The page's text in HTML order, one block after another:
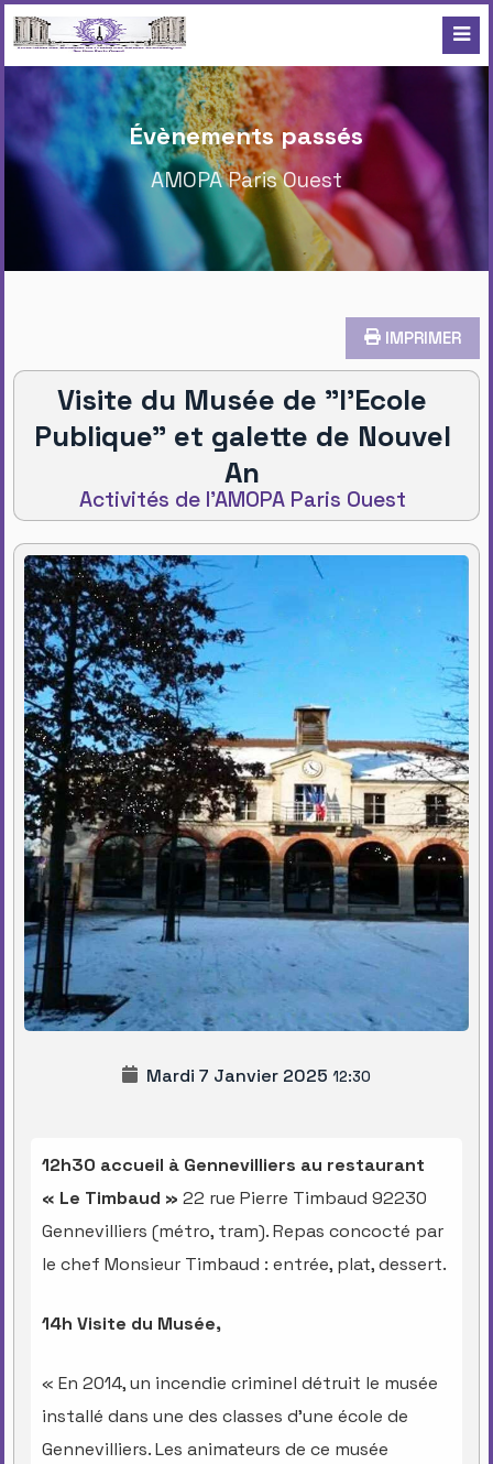
Évènements passés
AMOPA Paris Ouest
IMPRIMER
Visite du Musée de "l'Ecole
Publique" et galette de Nouvel
An
Activités de l'AMOPA Paris Ouest
Mardi 7 Janvier 2025 12:30
12h30 accueil à Gennevilliers au restaurant
« Le Timbaud » 22 rue Pierre Timbaud 92230
Gennevilliers (métro, tram). Repas concocté par
le chef Monsieur Timbaud : entrée, plat, dessert.
14h Visite du Musée,
« En 2014, un incendie criminel détruit le musée
installé dans une des classes d’une école de
Gennevilliers. Les animateurs de ce musée